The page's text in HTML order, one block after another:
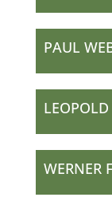
PAUL
LEOPOLD
WERNER